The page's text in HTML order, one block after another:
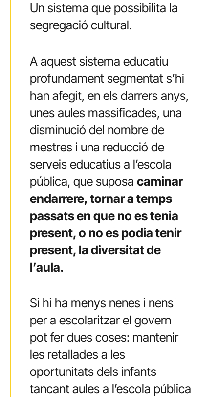
Un sistema que possibilita la
segregació cultural.
A aquest sistema educatiu
profundament segmentat s’hi
han afegit, en els darrers anys,
unes aules massificades, una
disminució del nombre de
mestres i una reducció de
serveis educatius a l’escola
pública, que suposa caminar
endarrere, tornar a temps
passats en que no es tenia
present, o no es podia tenir
present, la diversitat de
l’aula.
Si hi ha menys nenes i nens
per a escolaritzar el govern
pot fer dues coses: mantenir
les retallades a les
oportunitats dels infants
tancant aules a l’escola pública